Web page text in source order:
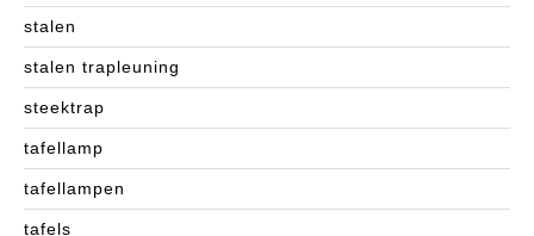
stalen
stalen trapleuning
steektrap
tafellamp
tafellampen
tafels